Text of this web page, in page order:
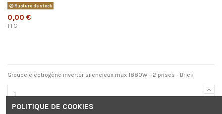
Rupture de stock
0,00 €
TTC
Groupe électrogène inverter silencieux max 1880W - 2 prises - Brick
POLITIQUE DE COOKIES